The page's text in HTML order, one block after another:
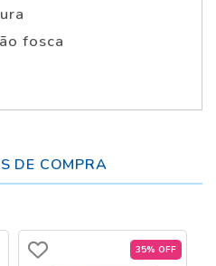
fosca
DE COMPRA
35% OFF